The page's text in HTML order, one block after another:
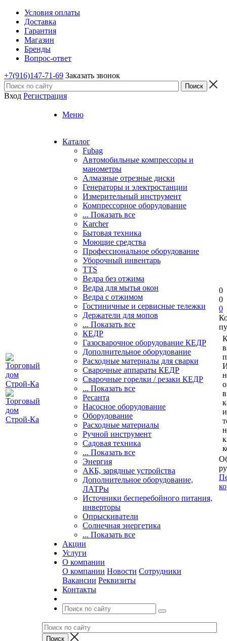
Условия оплаты
Доставка
Гарантия
Магазин
Бренды
Вопрос-ответ
+7(916)147-71-69 Заказать звонок
Вход Регистрация
Меню
Каталог
Fubag
Автомобильные компрессоры и
манометры
Алмазные отрезные диски
Генераторы и электростанции
Измерительный инструмент
Компрессорное оборудование
... Показать все
Karcher
Бытовая техника
Моющие средства
Профессиональное оборудование
Уборочный инвентарь
TTS
Ведра без отжима
Ведра для мытья окон
Ведра с отжимом
Гостиничные и сервисные тележки
Держатели для мопов
... Показать все
КЕДР
Газосварочное оборудование КЕДР
Дополнительное оборудование
Расходные материалы для сварки
Сварочные аппараты КЕДР
Сварочные горелки / резаки КЕДР
... Показать все
Ресанта
Насосное оборудование
Оборудование
Расходные материалы
Ручной инструмент
Садовая техника
... Показать все
Энергия
АКБ, зарядные устройства
Дополнительное оборудование,
ЛАТРы
Источники бесперебойного питания,
инверторы
Опрыскиватели
Солнечная энергетика
... Показать все
Акции
Услуги
О компании
О компании Новости Сотрудники
Вакансии Реквизиты
Контакты
0
0
0